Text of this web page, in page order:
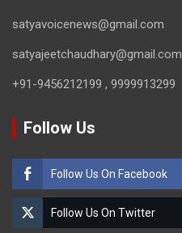
satyavoicenews@gmail.com
satyajeetchaudhary@gmail.com
+91-9456212199 , 9999913299
Follow Us
Follow Us On Facebook
Follow Us On Twitter